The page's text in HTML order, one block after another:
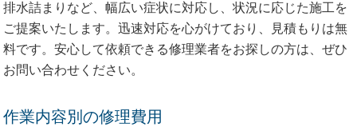
排水詰まりなど、幅広い症状に対応し、状況に応じた施工を
ご提案いたします。迅速対応を心がけており、見積もりは無
料です。安心して依頼できる修理業者をお探しの方は、ぜひ
お問い合わせください。
作業内容別の修理費用